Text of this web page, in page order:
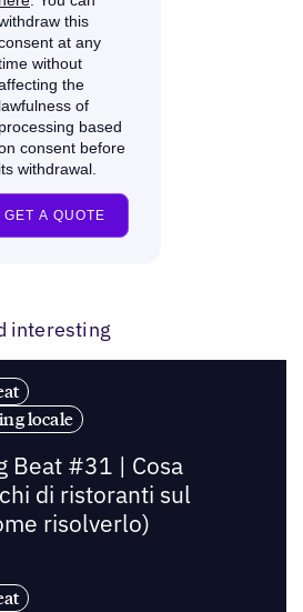
interesting
locale
Beat #31 | Cosa
di ristoranti sul
risolverlo)